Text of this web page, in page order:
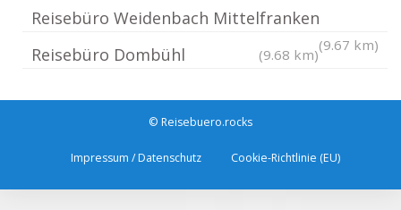
Reisebüro Weidenbach Mittelfranken
(9.67 km)
Reisebüro Dombühl (9.68 km)
© Reisebuero.rocks
Impressum / Datenschutz Cookie-Richtlinie (EU)